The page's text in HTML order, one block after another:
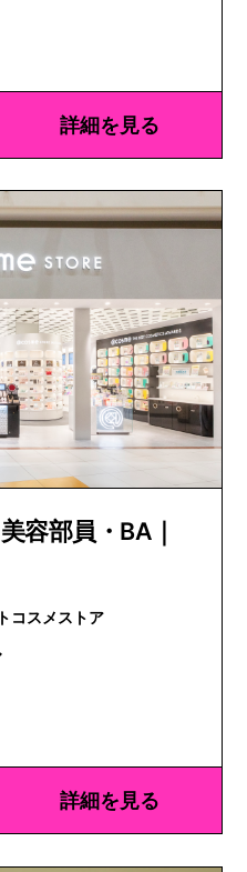
詳細を見る
容部員・BA｜
| アットコスメストア
詳細を見る